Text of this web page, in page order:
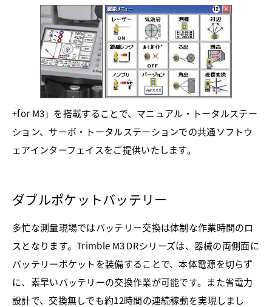
+for M3」を搭載することで、マニュアル・トータルステー
ション、サーボ・トータルステーションでの共通ソフトウ
ェアインターフェイスをご提供いたします。
ダブルポケットバッテリー
多忙な測量現場ではバッテリー交換は体制な作業時間のロ
スとなります。Trimble M3 DRシリーズは、器械の両側面に
バッテリーポケットを装備することで、本体電源を切らず
に、素早いバッテリーの交換作業が可能です。また省電力
設計で、交換無しでも約12時間の連続稼動を実現しまし